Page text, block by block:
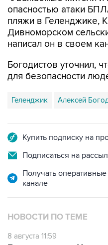
опасностью атаки
пляжи в Геленджике,
Дивноморском
написал он в своем
Богодистов уточнил,
для безопасности
Геленджик Алексей
Купить подписку на
Подписаться на
Получать
канале
НОВОСТИ ПО ТЕМЕ
8 августа 11:59